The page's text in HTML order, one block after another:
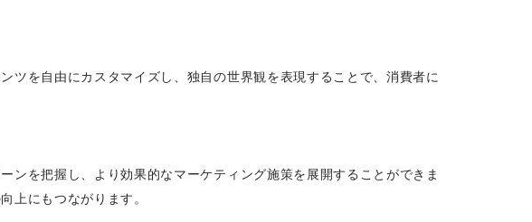
ツを自由にカスタマイズし、独自の世界観を表現することで、消費者に
ンを把握し、より効果的なマーケティング施策を展開することができま
上にもつながります。